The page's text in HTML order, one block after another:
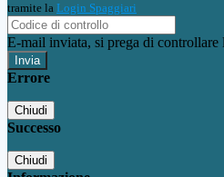
tramite la Login Spaggiari
E-mail inviata, si prega di controllare
Errore
Chiudi
Successo
Chiudi